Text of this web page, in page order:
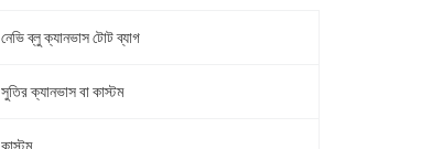
নেভি ব্লু ক্যানভাস টোট ব্যাগ
সুতির ক্যানভাস বা কাস্টম